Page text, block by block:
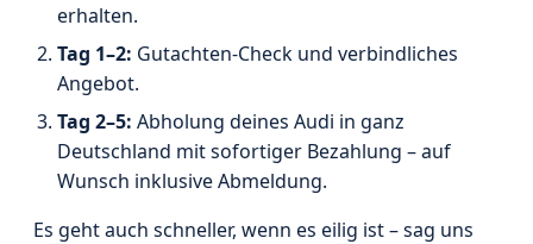
erhalten.
Tag 1–2: Gutachten-Check und verbindliches
Angebot.
Tag 2–5: Abholung deines Audi in ganz
Deutschland mit sofortiger Bezahlung – auf
Wunsch inklusive Abmeldung.
Es geht auch schneller, wenn es eilig ist – sag uns